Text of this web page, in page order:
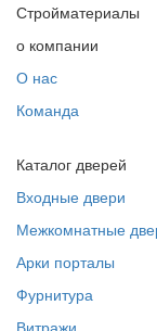
Стройматериалы
о компании
О нас
Команда
Каталог дверей
Входные двери
Межкомнатные
Арки порталы
Фурнитура